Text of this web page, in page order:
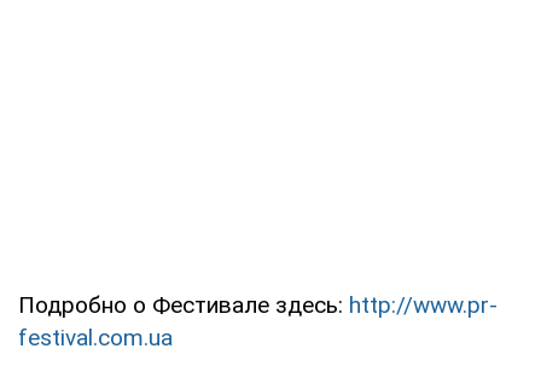
Подробно о Фестивале здесь: http://www.pr-
festival.com.ua